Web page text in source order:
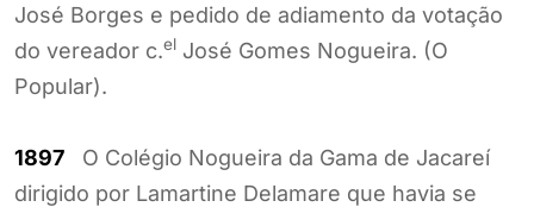
José Borges e pedido de adiamento da votação
do vereador c.el José Gomes Nogueira. (O
Popular).
1897 O Colégio Nogueira da Gama de Jacareí
dirigido por Lamartine Delamare que havia se